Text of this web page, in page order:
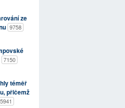
ze
9758
7150
téměř
přičemž
5941